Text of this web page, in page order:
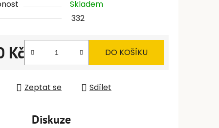
Skladem
332
Kč
cena:
DO KOŠÍKU
Zeptat se Sdílet
Diskuze